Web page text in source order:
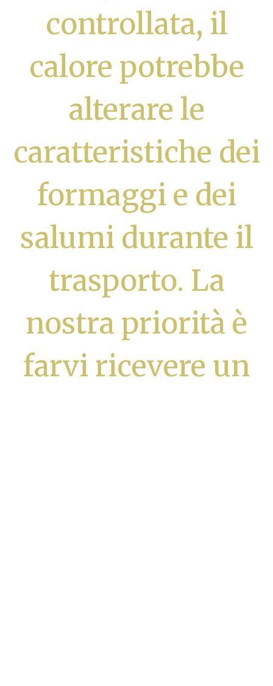
controllata, il
calore potrebbe
alterare le
caratteristiche dei
formaggi e dei
salumi durante il
trasporto. La
nostra priorità è
farvi ricevere un